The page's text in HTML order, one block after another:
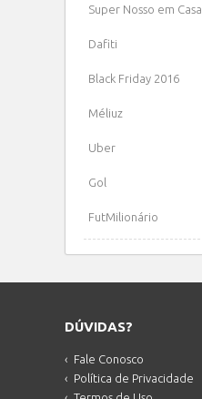
Super Nosso em Casa
Dafiti
Black Friday 2016
Méliuz
Uber
Gol
FutMilionário
DÚVIDAS?
Fale Conosco
Política de Privacidade